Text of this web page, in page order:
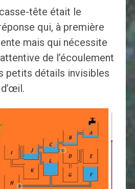
tête était le
qui, à première
mais qui nécessite
de l’écoulement
petits détails invisibles